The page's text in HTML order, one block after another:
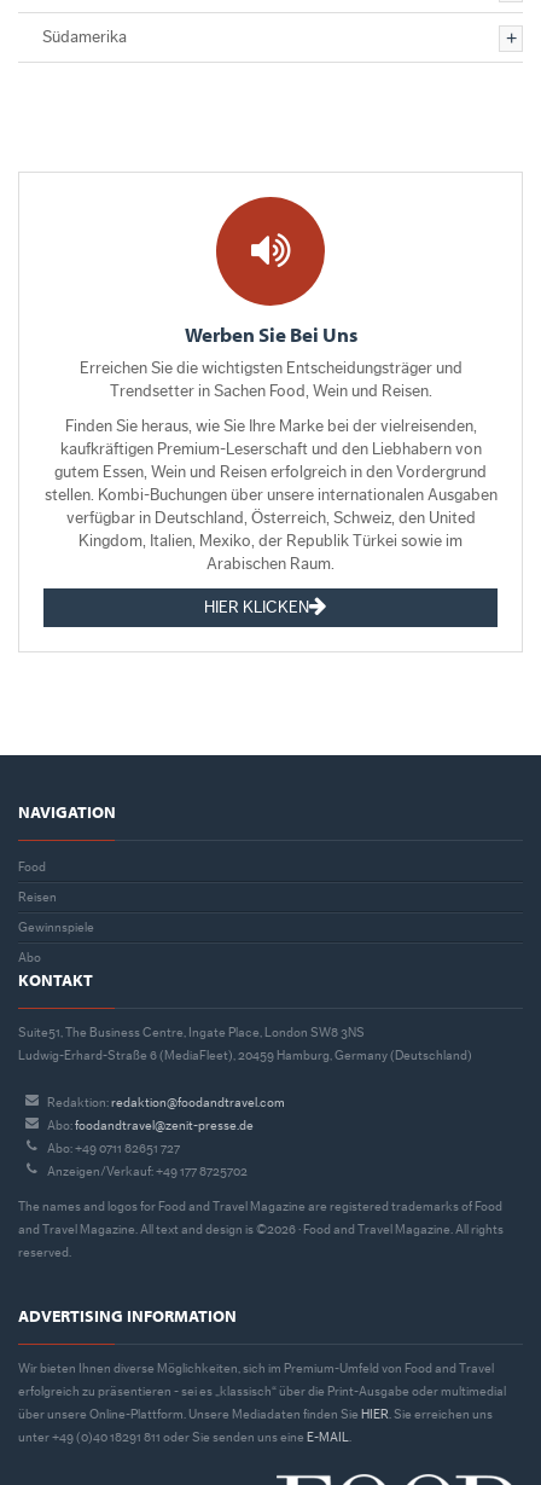
Südamerika
Werben Sie Bei Uns
Erreichen Sie die wichtigsten Entscheidungsträger und
Trendsetter in Sachen Food, Wein und Reisen.
Finden Sie heraus, wie Sie Ihre Marke bei der vielreisenden,
kaufkräftigen Premium-Leserschaft und den Liebhabern von
gutem Essen, Wein und Reisen erfolgreich in den Vordergrund
stellen. Kombi-Buchungen über unsere internationalen Ausgaben
verfügbar in Deutschland, Österreich, Schweiz, den United
Kingdom, Italien, Mexiko, der Republik Türkei sowie im
Arabischen Raum.
HIER KLICKEN
NAVIGATION
Food
Reisen
Gewinnspiele
Abo
KONTAKT
Suite51, The Business Centre, Ingate Place, London SW8 3NS
Ludwig-Erhard-Straße 6 (MediaFleet), 20459 Hamburg, Germany (Deutschland)
Redaktion:redaktion@foodandtravel.com
Abo:foodandtravel@zenit-presse.de
Abo: +49 0711 82651 727
Anzeigen/Verkauf: +49 177 8725702
The names and logos for Food and Travel Magazine are registered trademarks of Food
and Travel Magazine. All text and design is ©2026 · Food and Travel Magazine. All rights
reserved.
ADVERTISING INFORMATION
Wir bieten Ihnen diverse Möglichkeiten, sich im Premium-Umfeld von Food and Travel
erfolgreich zu präsentieren - sei es „klassisch“ über die Print-Ausgabe oder multimedial
über unsere Online-Plattform. Unsere Mediadaten finden Sie HIER . Sie erreichen uns
unter +49 (0)40 18291 811 oder Sie senden uns eine E-MAIL